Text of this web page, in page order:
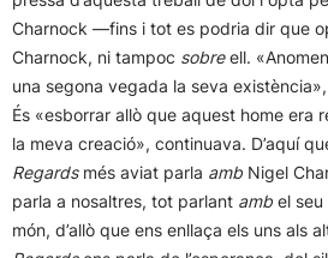
Charnock —fins i tot es podria dir que
Charnock, ni tampoc sobreell.
una segona vegada la seva
És «esborrar allò que aquest home era
la meva creació», continuava. D’aquí
Regards més aviat parla amb Nigel
parla a nosaltres, tot parlant amb el
món, d’allò que ens enllaça els uns als